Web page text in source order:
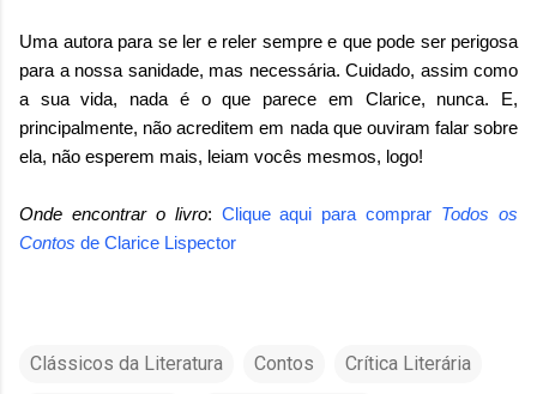
Uma autora para se ler e reler sempre e que pode ser perigosa
para a nossa sanidade, mas necessária. Cuidado, assim como
a sua vida, nada é o que parece em Clarice, nunca. E,
principalmente, não acreditem em nada que ouviram falar sobre
ela, não esperem mais, leiam vocês mesmos, logo!
Onde encontrar o livro: Clique aqui para comprar Todos os
Contos de Clarice Lispector
Clássicos da Literatura Contos Crítica Literária